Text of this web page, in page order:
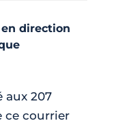
direction
aux 207
ce courrier